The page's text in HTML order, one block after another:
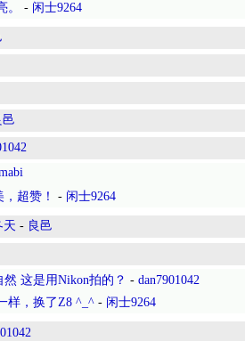
。
- 闲士9264
邑
超赞！
- 闲士9264
天 - 良邑
这是用Nikon拍的？ - dan7901042
样，换了Z8 ^_^ - 闲士9264